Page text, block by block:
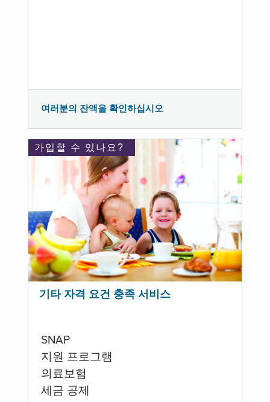
여러분의 잔액을 확인하십시오
가입할 수 있나요?
기타 자격 요건 충족 서비스
SNAP
지원 프로그램
의료보험
세금 공제